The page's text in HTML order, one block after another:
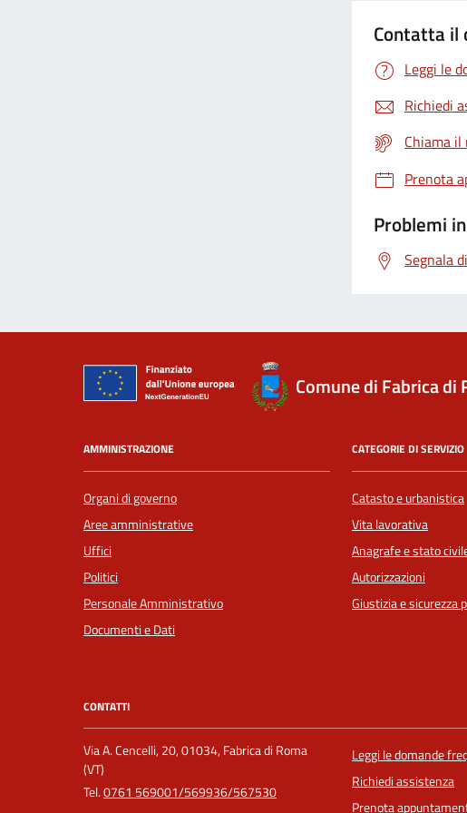
Contatta il
Leggi le
Richiedi
Chiama
Prenota
Problemi
Segnala
Comune di Fabrica di
AMMINISTRAZIONE
Organi di governo
Aree amministrative
Uffici
Politici
Personale Amministrativo
Documenti e Dati
CATEGORIE DI SERVIZIO
Catasto e urbanistica
Vita lavorativa
Anagrafe e stato
Autorizzazioni
Giustizia e sicurezza
CONTATTI
Via A. Cencelli, 20, 01034, Fabrica di Roma
(VT)
Tel.0761 569001/569936/567530
Leggi le domande
Richiedi assistenza
Prenota